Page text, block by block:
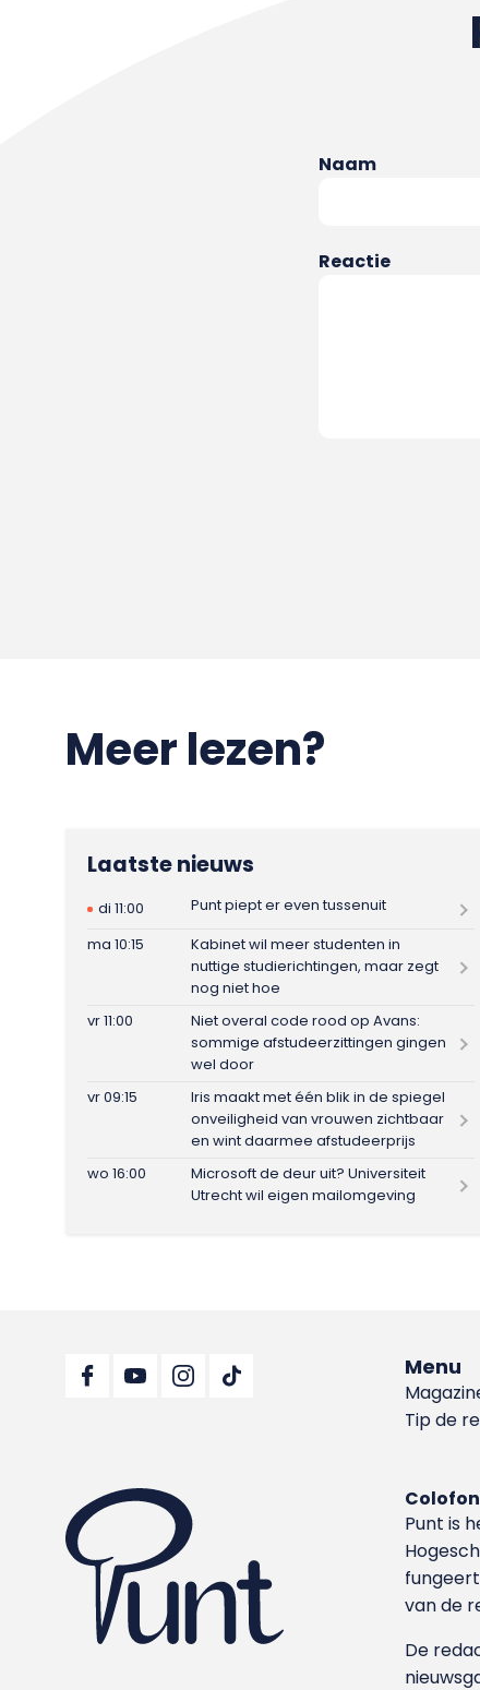
Naam
Reactie
Meer lezen?
Laatste nieuws
di 11:00
Punt piept er even tussenuit
ma 10:15
Kabinet wil meer studenten in
nuttige studierichtingen, maar zegt
nog niet hoe
vr 11:00
Niet overal code rood op Avans:
sommige afstudeerzittingen gingen
wel door
vr 09:15
Iris maakt met één blik in de spiegel
onveiligheid van vrouwen zichtbaar
en wint daarmee afstudeerprijs
wo 16:00
Microsoft de deur uit? Universiteit
Utrecht wil eigen mailomgeving
Menu
Tip de
Colofon
Punt is
van de
De